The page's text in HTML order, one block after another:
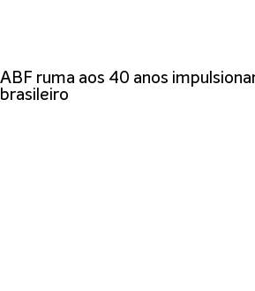
ABF ruma aos 40 anos
brasileiro